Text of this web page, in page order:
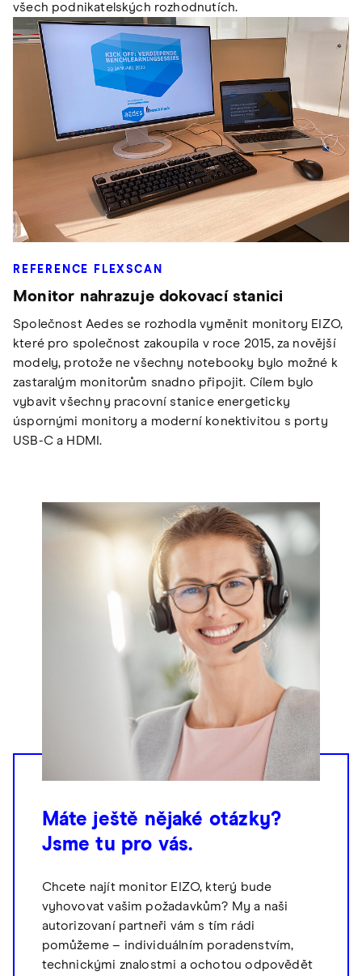
všech podnikatelských rozhodnutích.
REFERENCE FLEXSCAN
Monitor nahrazuje dokovací stanici
Společnost Aedes se rozhodla vyměnit monitory EIZO,
které pro společnost zakoupila v roce 2015, za novější
modely, protože ne všechny notebooky bylo možné k
zastaralým monitorům snadno připojit. Cílem bylo
vybavit všechny pracovní stanice energeticky
úspornými monitory a moderní konektivitou s porty
USB-C a HDMI.
Máte ještě nějaké otázky?
Jsme tu pro vás.
Chcete najít monitor EIZO, který bude
vyhovovat vašim požadavkům? My a naši
autorizovaní partneři vám s tím rádi
pomůžeme – individuálním poradenstvím,
technickými znalostmi a ochotou odpovědět